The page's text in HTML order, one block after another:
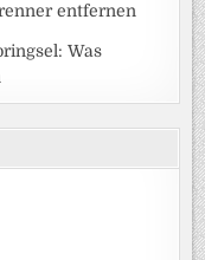
entfernen
Was